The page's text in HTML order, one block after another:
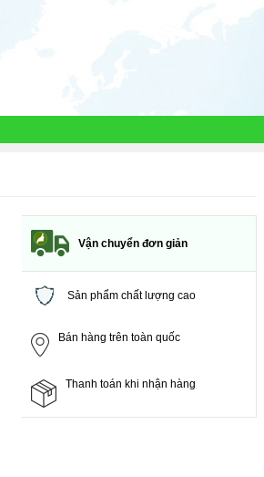
Vận chuyển đơn giản
Sản phẩm chất lượng cao
Bán hàng trên toàn quốc
Thanh toán khi nhận hàng